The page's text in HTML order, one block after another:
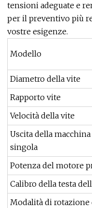
tensioni adeguate e
per il preventivo più
vostre esigenze.
Modello
Diametro della vite
Rapporto vite
Velocità della vite
Uscita della
singola
Potenza del motore
Calibro della testa
Modalità di rotazione